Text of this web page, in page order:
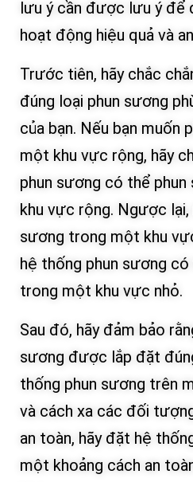
lưu ý cần được lưu ý để
hoạt động hiệu quả và
Trước tiên, hãy chắc
đúng loại phun sương
của bạn. Nếu bạn muốn
một khu vực rộng, hãy
phun sương có thể
khu vực rộng. Ngược lại,
sương trong một khu
hệ thống phun sương
trong một khu vực nhỏ.
Sau đó, hãy đảm bảo
sương được lắp đặt
thống phun sương trên
và cách xa các đối
an toàn, hãy đặt hệ
một khoảng cách an